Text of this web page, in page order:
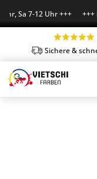
Sa 7-12 Uhr +++ +++
Sichere &